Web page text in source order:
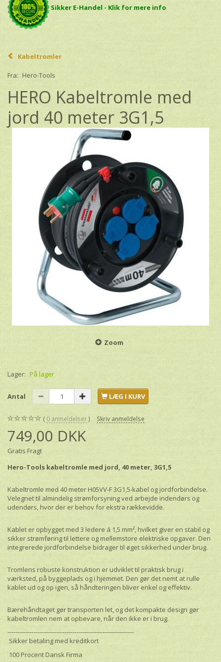
Sikker E-Handel - Klik for mere info
Kabeltromler
Fra: Hero-Tools
HERO Kabeltromle med
jord 40 meter 3G1,5
Zoom
Lager: På lager
Antal LÆG I KURV
0 anmeldelser Skriv anmeldelse
749,00 DKK
Gratis Fragt
Hero-Tools kabeltromle med jord, 40 meter, 3G1,5
Kabeltromle med 40 meter H05VV-F 3G1,5-kabel og jordforbindelse.
Velegnet til almindelig strømforsyning ved arbejde indendørs og
udendørs, hvor der er behov for ekstra rækkevidde.
Kablet er opbygget med 3 ledere á 1,5 mm², hvilket giver en stabil og
sikker strømføring til lettere og mellemstore elektriske opgaver. Den
integrerede jordforbindelse bidrager til øget sikkerhed under brug.
Tromlens robuste konstruktion er udviklet til praktisk brug i
værksted, på byggeplads og i hjemmet. Den gør det nemt at rulle
kablet ud og op igen, så håndteringen bliver enkel og effektiv.
Bærehåndtaget gør transporten let, og det kompakte design gør
kabeltromlen nem at opbevare, når den ikke er i brug.
----------------------------------------------------------------
Sikker betaling med kreditkort
100 Procent Dansk Firma